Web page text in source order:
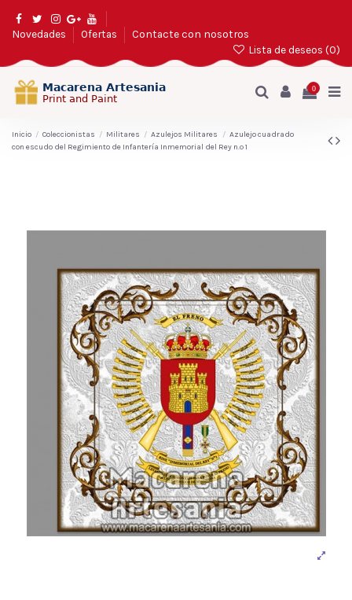
Novedades Ofertas
Contacte con nosotros
Lista de deseos (0)
0
Inicio Coleccionistas Militares Azulejos Militares
Azulejo cuadrado
con escudo del Regimiento de Infantería Inmemorial del Rey n.º 1